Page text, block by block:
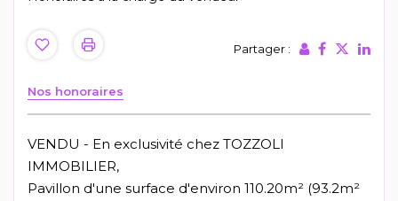
Partager :
Nos honoraires
VENDU - En exclusivité chez TOZZOLI
IMMOBILIER,
Pavillon d'une surface d'environ 110.20m² (93.2m²